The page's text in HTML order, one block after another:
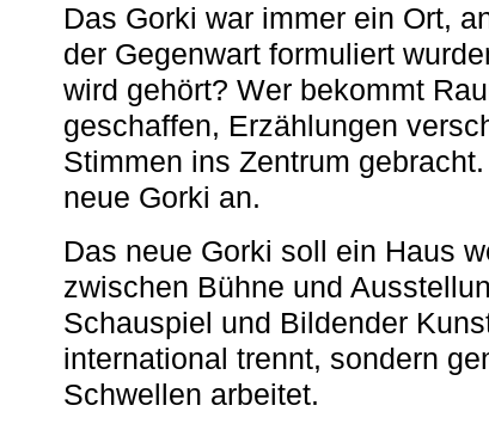
Das Gorki war immer ein Ort,
der Gegenwart formuliert
wird gehört? Wer bekommt
geschaffen, Erzählungen
Stimmen ins Zentrum
neue Gorki an.
Das neue Gorki soll ein Haus
zwischen Bühne und
Schauspiel und Bildender
international trennt, sondern
Schwellen arbeitet.